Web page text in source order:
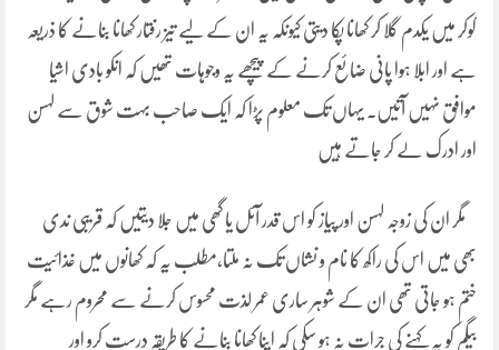
کوکر میں یکدم گلا کر کھانا پکا دیتی کیونکہ یہ ان کے لیے تیز رفتار کھانا بنانے کا ذریعہ
ہے اور ابلا ہوا پانی ضائع کرنے کے پیچھے یہ وجوہات تھیں کہ انکو بادی اشیا
موافق نہیں آتیں۔ یہاں تک معلوم پڑا کہ ایک صاحب بہت شوق سے لہسن
اور ادرک لے کر جاتے ہیں
مگر ان کی زوجہ لہسن اور پیاز کو اس قدر آئل یا گھی میں جلا دیتیں کہ قریبی ندی
بھی میں اس کی راکھ کا نام و نشاں تک نہ ملتا،مطلب یہ کہ کھانوں میں غذائیت
ختم ہو جاتی تھی ان کے شوہر ساری عمر لذت محسوس کرنے سے محروم رہے مگر
بیگم کو یہ کہنے کی جرات نہ ہو سکی کہ اپنا کھانا بنانے کا طریقہ درست کرو اور